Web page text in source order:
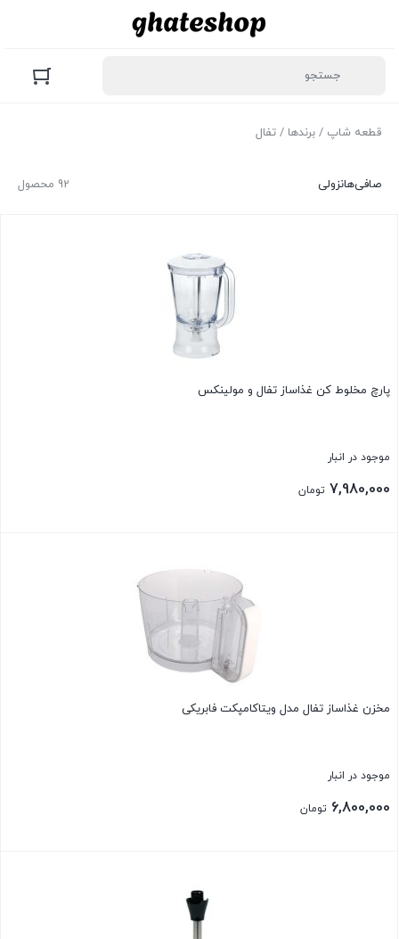
قطعه شاپ / برندها / تفال
92 محصول صافی‌هانزولی
پارچ مخلوط کن غذاساز تفال و مولینکس
موجود در انبار
7,980,000 تومان
مخزن غذاساز تفال مدل ویتاکامپکت فابریکی
موجود در انبار
6,800,000 تومان